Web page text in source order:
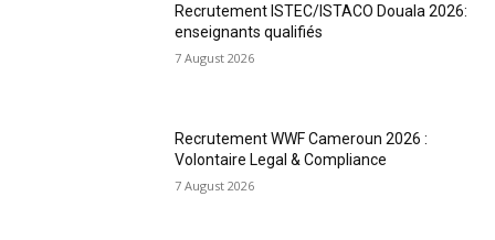
Recrutement ISTEC/ISTACO Douala 2026:
enseignants qualifiés
7 August 2026
Recrutement WWF Cameroun 2026 :
Volontaire Legal & Compliance
7 August 2026